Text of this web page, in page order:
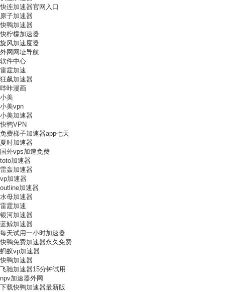
快连加速器官网入口
原子加速器
快鸭加速器
快柠檬加速器
旋风加速度器
外网网址导航
软件中心
雷霆加速
狂飙加速器
哔咔漫画
小美
小美vpn
小美加速器
快鸭VPN
免费梯子加速器app七天
夏时加速器
国外vps加速免费
toto加速器
雷轰加速器
vp加速器
outline加速器
水母加速器
雷霆加速
银河加速器
蓝鲸加速器
每天试用一小时加速器
快鸭免费加速器永久免费
蚂蚁vp加速器
快鸭加速器
飞驰加速器15分钟试用
npv加速器外网
下载快鸭加速器最新版